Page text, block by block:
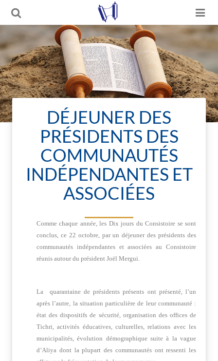
DÉJEUNER DES
PRÉSIDENTS DES
COMMUNAUTÉS
INDÉPENDANTES ET
ASSOCIÉES
Comme chaque année, les Dix jours du Consistoire se sont
conclus, ce 22 octobre, par un déjeuner des présidents des
communautés indépendantes et associées au Consistoire
réunis autour du président Joël Mergui.
La quarantaine de présidents présents ont présenté, l’un
après l’autre, la situation particulière de leur communauté :
état des dispositifs de sécurité, organisation des offices de
Tichri, activités éducatives, culturelles, relations avec les
municipalités, évolution démographique suite à la vague
d’Aliya dont la plupart des communautés ont ressenti les